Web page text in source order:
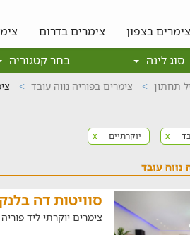
צימרים בצפון צימרים בדרום
סוג לינה בחר קטגוריה
תחתון צימרים בפוריה נווה עובד
x
x יוקרתיים
נווה עובד
סוויטות דה
צימרים יוקרתי ליד פוריה